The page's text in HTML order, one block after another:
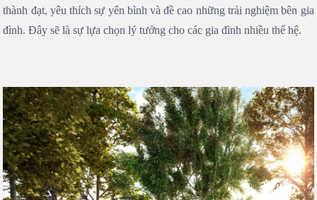
thành đạt, yêu thích sự yên bình và đề cao những trải nghiệm bên gia
đình. Đây sẽ là sự lựa chọn lý tưởng cho các gia đình nhiều thế hệ.